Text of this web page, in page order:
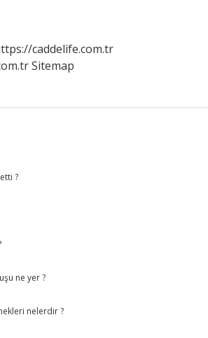
caddelife.com.tr
Sitemap
?
ne yer ?
nelerdir ?